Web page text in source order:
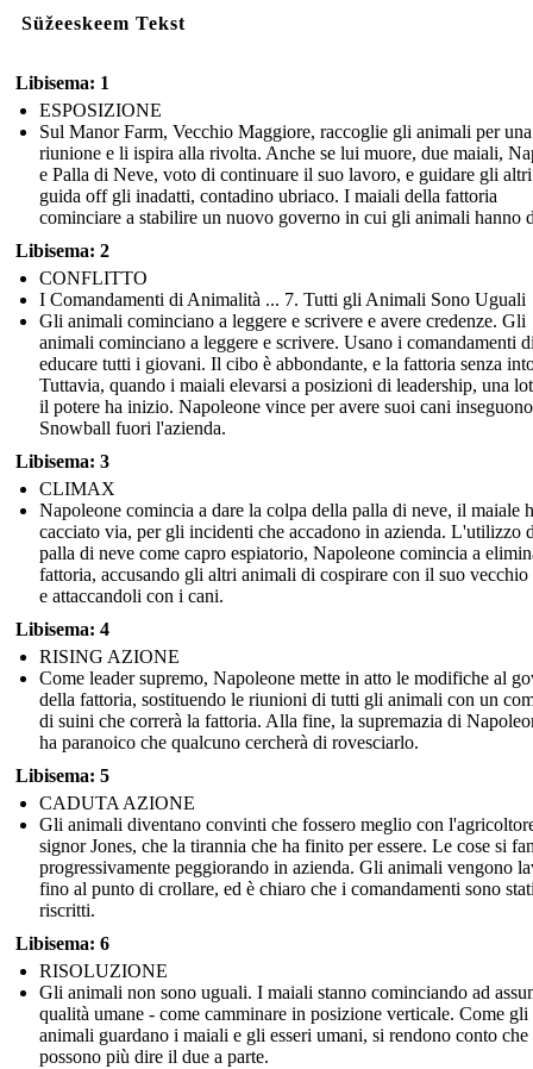
Süžeeskeem Tekst
Libisema: 1
ESPOSIZIONE
Sul Manor Farm, Vecchio Maggiore, raccoglie gli animali per una
riunione e li ispira alla rivolta. Anche se lui muore, due maiali,
e Palla di Neve, voto di continuare il suo lavoro, e guidare gli
guida off gli inadatti, contadino ubriaco. I maiali della fattoria
cominciare a stabilire un nuovo governo in cui gli animali hanno
Libisema: 2
CONFLITTO
I Comandamenti di Animalità ... 7. Tutti gli Animali Sono Uguali
Gli animali cominciano a leggere e scrivere e avere credenze. Gli
animali cominciano a leggere e scrivere. Usano i comandamenti
educare tutti i giovani. Il cibo è abbondante, e la fattoria senza
Tuttavia, quando i maiali elevarsi a posizioni di leadership, una
il potere ha inizio. Napoleone vince per avere suoi cani inseguono
Snowball fuori l'azienda.
Libisema: 3
CLIMAX
Napoleone comincia a dare la colpa della palla di neve, il maiale
cacciato via, per gli incidenti che accadono in azienda. L'utilizzo
palla di neve come capro espiatorio, Napoleone comincia a
fattoria, accusando gli altri animali di cospirare con il suo
e attaccandoli con i cani.
Libisema: 4
RISING AZIONE
Come leader supremo, Napoleone mette in atto le modifiche al
della fattoria, sostituendo le riunioni di tutti gli animali con un
di suini che correrà la fattoria. Alla fine, la supremazia di
ha paranoico che qualcuno cercherà di rovesciarlo.
Libisema: 5
CADUTA AZIONE
Gli animali diventano convinti che fossero meglio con
signor Jones, che la tirannia che ha finito per essere. Le cose si
progressivamente peggiorando in azienda. Gli animali vengono
fino al punto di crollare, ed è chiaro che i comandamenti sono
riscritti.
Libisema: 6
RISOLUZIONE
Gli animali non sono uguali. I maiali stanno cominciando ad
qualità umane - come camminare in posizione verticale. Come gli
animali guardano i maiali e gli esseri umani, si rendono conto che
possono più dire il due a parte.